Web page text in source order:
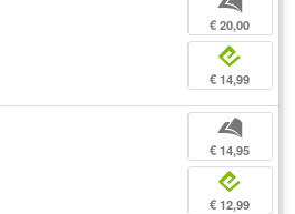
€ 20,00
e
€ 14,99
b
€ 14,95
e
€ 12,99